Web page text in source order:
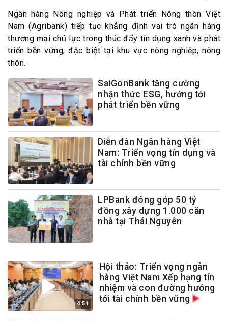
Ngân hàng Nông nghiệp và Phát triển Nông thôn Việt
Nam (Agribank) tiếp tục khẳng định vai trò ngân hàng
thương mại chủ lực trong thúc đẩy tín dụng xanh và phát
triển bền vững, đặc biệt tại khu vực nông nghiệp, nông
thôn.
SaiGonBank tăng cường
nhận thức ESG, hướng tới
phát triển bền vững
Diễn đàn Ngân hàng Việt
Nam: Triển vọng tín dụng và
tài chính bền vững
LPBank đóng góp 50 tỷ
đồng xây dựng 1.000 căn
nhà tại Thái Nguyên
4:51
Hội thảo: Triển vọng ngân
hàng Việt Nam Xếp hạng tín
nhiệm và con đường hướng
tới tài chính bền vững